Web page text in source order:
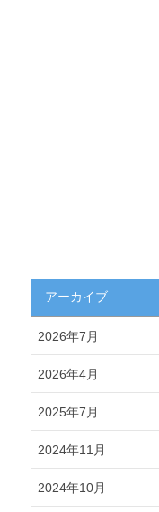
アーカイブ
2026年7月
2026年4月
2025年7月
2024年11月
2024年10月